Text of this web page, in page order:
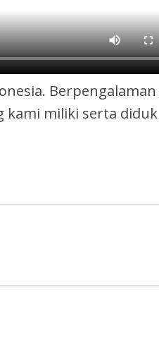
Berpengalaman
kami miliki serta